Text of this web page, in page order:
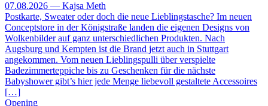
07.08.2026 — Kajsa Meth
Postkarte, Sweater oder doch die neue Lieblingstasche? Im neuen
Conceptstore in der Königstraße landen die eigenen Designs von
Wolkenbilder auf ganz unterschiedlichen Produkten. Nach
Augsburg und Kempten ist die Brand jetzt auch in Stuttgart
angekommen. Vom neuen Lieblingspulli über verspielte
Badezimmerteppiche bis zu Geschenken für die nächste
Babyshower gibt’s hier jede Menge liebevoll gestaltete Accessoires
[…]
Opening